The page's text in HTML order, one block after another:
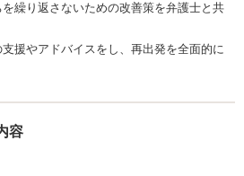
繰り返さないための改善策を弁護士と共
援やアドバイスをし、再出発を全面的に
容